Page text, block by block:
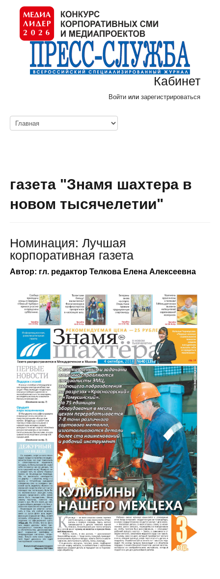
Кабинет
Войти или зарегистрироваться
газета "Знамя шахтера в
новом тысячелетии"
Номинация: Лучшая
корпоративная газета
Автор: гл. редактор Телкова Елена Алексеевна